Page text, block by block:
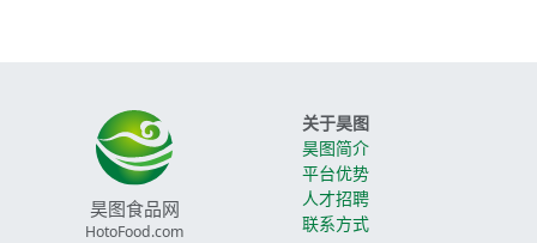
昊图食品网
HotoFood.com
关于昊图
昊图简介
平台优势
人才招聘
联系方式